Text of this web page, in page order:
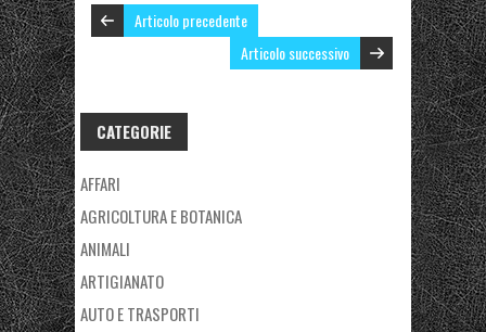
Articolo precedente
Articolo successivo
CATEGORIE
AFFARI
AGRICOLTURA E BOTANICA
ANIMALI
ARTIGIANATO
AUTO E TRASPORTI